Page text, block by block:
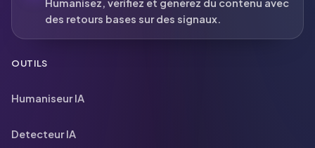
Humanisez, vérifiez et générez du contenu avec
des retours bases sur des signaux.
OUTILS
Humaniseur IA
Detecteur IA